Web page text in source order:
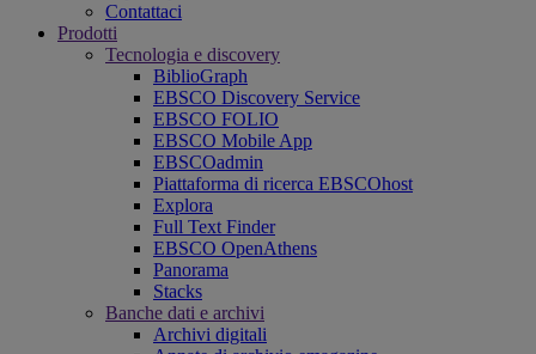
Contattaci
Prodotti
Tecnologia e discovery
BiblioGraph
EBSCO Discovery Service
EBSCO FOLIO
EBSCO Mobile App
EBSCOadmin
Piattaforma di ricerca EBSCOhost
Explora
Full Text Finder
EBSCO OpenAthens
Panorama
Stacks
Banche dati e archivi
Archivi digitali